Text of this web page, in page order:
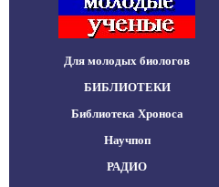
Для молодых биологов
БИБЛИОТЕКИ
Библиотека Хроноса
Научпоп
РАДИО